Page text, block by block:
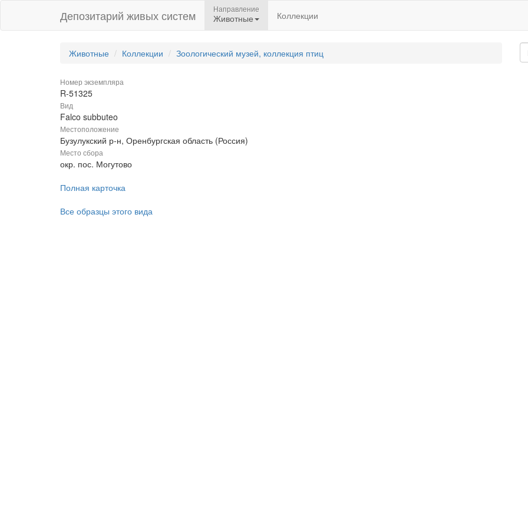
Депозитарий живых систем Направление
Животные Коллекции
Животные Коллекции Зоологический музей, коллекция птиц
Номер экземпляра
R-51325
Вид
Falco subbuteo
Местоположение
Бузулукский р-н, Оренбургская область (Россия)
Место сбора
окр. пос. Могутово
Полная карточка
Все образцы этого вида